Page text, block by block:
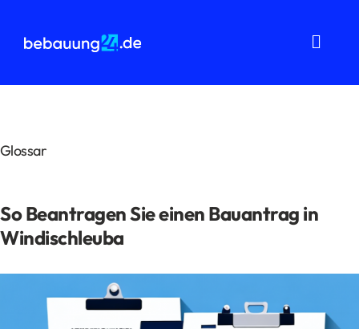
springen
Bauantrag
Über uns
Glossar
So Beantragen Sie einen Bauantrag in
Windischleuba